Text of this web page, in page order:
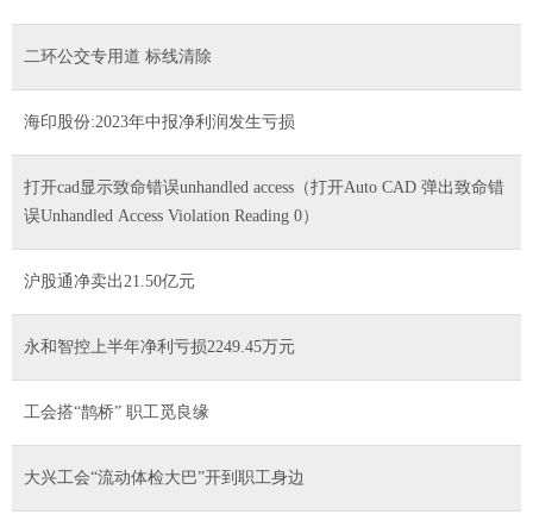
二环公交专用道 标线清除
海印股份:2023年中报净利润发生亏损
打开cad显示致命错误unhandled access（打开Auto CAD 弹出致命错
误Unhandled Access Violation Reading 0）
沪股通净卖出21.50亿元
永和智控上半年净利亏损2249.45万元
工会搭“鹊桥” 职工觅良缘
大兴工会“流动体检大巴”开到职工身边